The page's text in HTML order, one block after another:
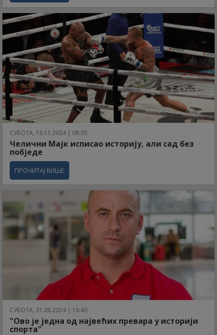
СУБОТА, 16.11.2024 | 08:30
Челични Мајк исписао историју, али сад без
побједе
ПРОЧИТАЈ ВИШЕ
СУБОТА, 31.08.2024 | 16:40
"Ово је једна од највећих превара у историји
спорта"